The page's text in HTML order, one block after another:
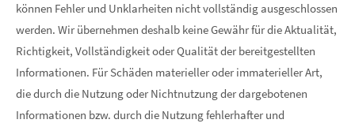
Mon - Fri 8:00am - 5:00pm(GMT +1)
Get in touch
können Fehler und Unklarheiten nicht vollständig ausgeschlossen
werden. Wir übernehmen deshalb keine Gewähr für die Aktualität,
Richtigkeit, Vollständigkeit oder Qualität der bereitgestellten
Informationen. Für Schäden materieller oder immaterieller Art,
die durch die Nutzung oder Nichtnutzung der dargebotenen
Informationen bzw. durch die Nutzung fehlerhafter und